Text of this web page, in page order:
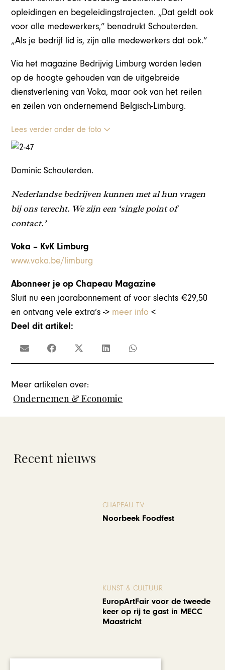
opleidingen en begeleidingstrajecten. „Dat geldt ook
voor alle medewerkers,” benadrukt Schouterden.
„Als je bedrijf lid is, zijn alle medewerkers dat ook.”
Via het magazine Bedrijvig Limburg worden leden
op de hoogte gehouden van de uitgebreide
dienstverlening van Voka, maar ook van het reilen
en zeilen van ondernemend Belgisch-Limburg.
Lees verder onder de foto
Dominic Schouterden.
Nederlandse bedrijven kunnen met al hun vragen
bij ons terecht. We zijn een ‘single point of
contact.’
Voka – KvK Limburg
www.voka.be/limburg
Abonneer je op Chapeau Magazine
Sluit nu een jaarabonnement af voor slechts €29,50
en ontvang vele extra’s -> meer info <
Deel dit artikel:
Meer artikelen over:
Ondernemen & Economie
Recent nieuws
CHAPEAU TV
Noorbeek Foodfest
KUNST & CULTUUR
EuropArtFair voor de tweede
keer op rij te gast in MECC
Maastricht